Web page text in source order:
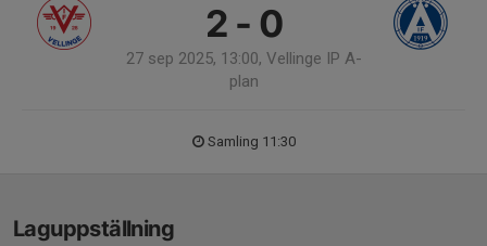
2 - 0
27 sep 2025, 13:00, Vellinge IP A-
plan
Samling 11:30
Laguppställning